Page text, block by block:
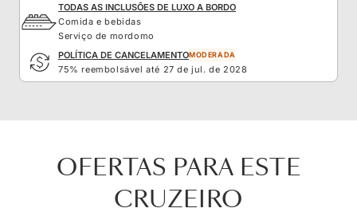
TODAS AS INCLUSÕES DE LUXO A BORDO
Comida e bebidas
Serviço de mordomo
POLÍTICA DE CANCELAMENTOMODERADA
75% reembolsável até 27 de jul. de 2028
OFERTAS PARA ESTE
CRUZEIRO